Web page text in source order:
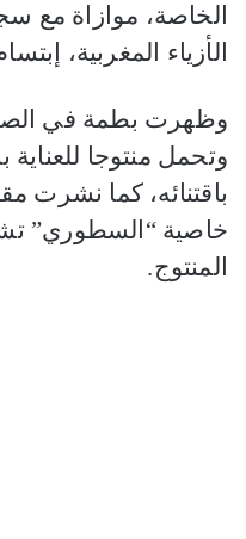
الخاصة، موازاة مع
الأزياء المغربية،
وظهرت بطمة في
وتحمل منتوجا للعناية
باقتنائه، كما نشرت
خاصية “السطوري”
المنتوج.